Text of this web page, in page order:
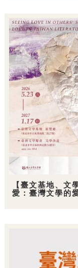
【臺文基地、文
愛：臺灣文學的